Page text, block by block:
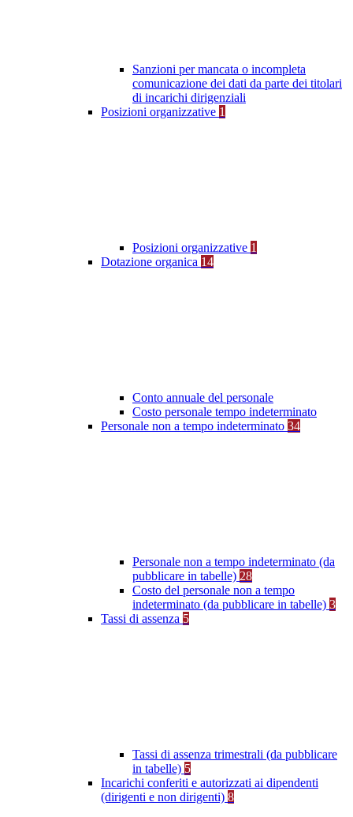
Sanzioni per mancata o incompleta
comunicazione dei dati da parte dei titolari
di incarichi dirigenziali
Posizioni organizzative 1
Posizioni organizzative 1
Dotazione organica 14
Conto annuale del personale
Costo personale tempo indeterminato
Personale non a tempo indeterminato 34
Personale non a tempo indeterminato (da
pubblicare in tabelle) 28
Costo del personale non a tempo
indeterminato (da pubblicare in tabelle) 3
Tassi di assenza 5
Tassi di assenza trimestrali (da pubblicare
in tabelle) 5
Incarichi conferiti e autorizzati ai dipendenti
(dirigenti e non dirigenti) 8